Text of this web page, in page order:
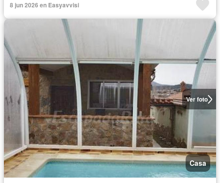
8 jun 2026 en Easyavvisi
Ver foto
Casa